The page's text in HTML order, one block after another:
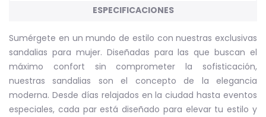
ESPECIFICACIONES
Sumérgete en un mundo de estilo con nuestras exclusivas
sandalias para mujer. Diseñadas para las que buscan el
máximo confort sin comprometer la sofisticación,
nuestras sandalias son el concepto de la elegancia
moderna. Desde días relajados en la ciudad hasta eventos
especiales, cada par está diseñado para elevar tu estilo y